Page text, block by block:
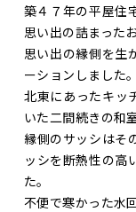
築４７年の平屋住
思い出の詰まった
思い出の縁側を生
ーションしました。
北東にあったキッ
いた二間続きの和
縁側のサッシはそ
ッシを断熱性の高
た。
不便で寒かった水